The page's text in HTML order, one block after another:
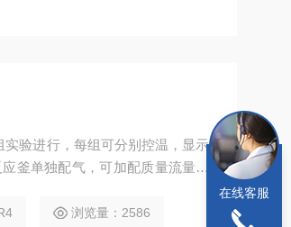
验进行，每组可分别控温，显示
釜单独配气，可加配质量流量计
浏览量：2586
在线客服